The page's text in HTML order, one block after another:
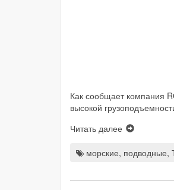
Как сообщает компания
высокой
Читать далее
морские, подводные,